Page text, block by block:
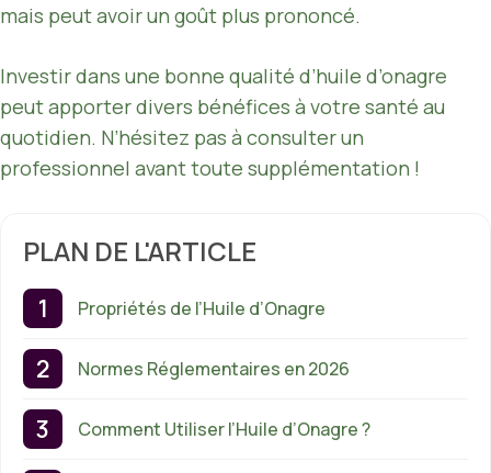
mais peut avoir un goût plus prononcé.
Investir dans une bonne qualité d’huile d’onagre
peut apporter divers bénéfices à votre santé au
quotidien. N’hésitez pas à consulter un
professionnel avant toute supplémentation !
PLAN DE L'ARTICLE
Propriétés de l’Huile d’Onagre
Normes Réglementaires en 2026
Comment Utiliser l’Huile d’Onagre ?